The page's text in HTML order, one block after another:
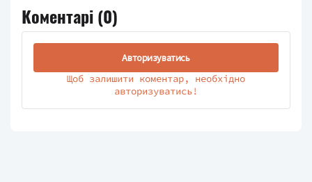
Коментарі (0)
Щоб залишити коментар, необхідно
авторизуватись!
Авторизуватись